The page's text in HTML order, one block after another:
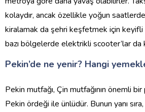
kolaydır, ancak özellikle yoğun
kiralamak da şehri keşfetmek için keyifli
bazı bölgelerde elektrikli scooter’lar da
Pekin’de ne yenir? Hangi
Pekin mutfağı, Çin mutfağının önemli
Pekin ördeği ile ünlüdür. Bunun yanı sıra,